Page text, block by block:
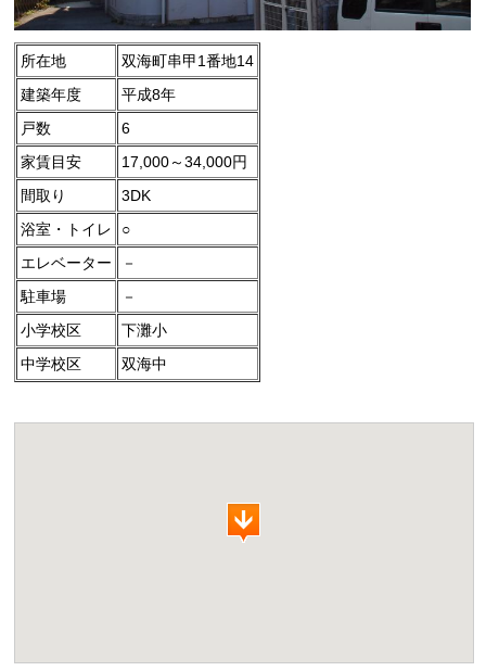
所在地
双海町串甲1番地14
建築年度
平成8年
戸数
6
家賃目安
17,000～34,000円
間取り
3DK
浴室・トイレ
○
エレベーター
－
駐車場
－
小学校区
下灘小
中学校区
双海中